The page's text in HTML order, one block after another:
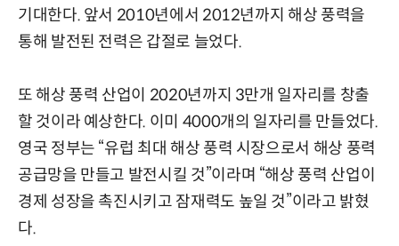
기대한다. 앞서 2010년에서 2012년까지 해상 풍력을
통해 발전된 전력은 갑절로 늘었다.
또 해상 풍력 산업이 2020년까지 3만개 일자리를 창출
할 것이라 예상한다. 이미 4000개의 일자리를 만들었다.
영국 정부는 “유럽 최대 해상 풍력 시장으로서 해상 풍력
공급망을 만들고 발전시킬 것”이라며 “해상 풍력 산업이
경제 성장을 촉진시키고 잠재력도 높일 것”이라고 밝혔
다.